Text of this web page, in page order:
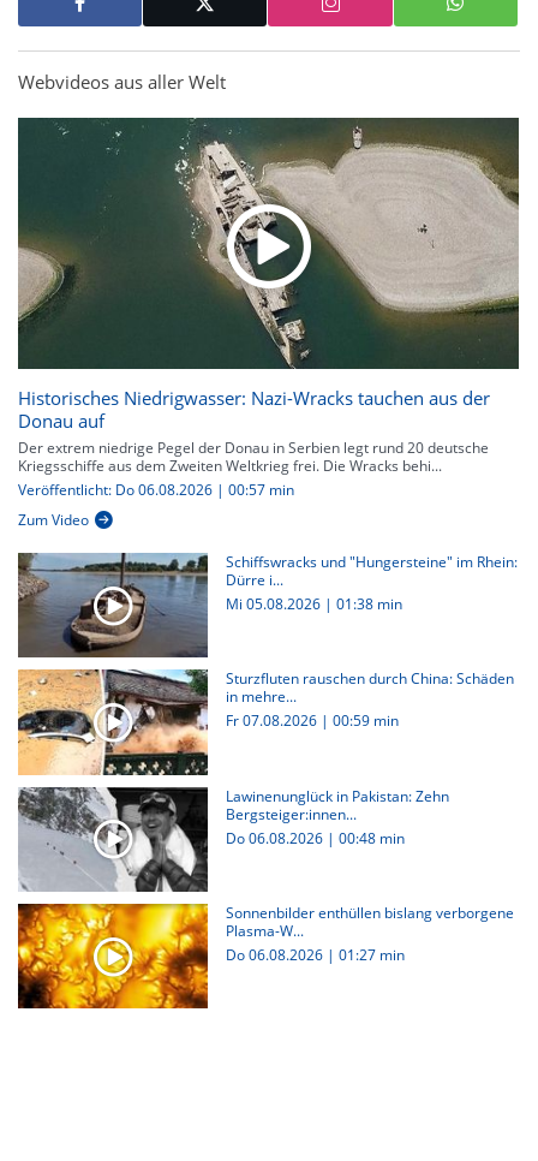
Webvideos aus aller Welt
Historisches Niedrigwasser: Nazi-Wracks tauchen aus der
Donau auf
Der extrem niedrige Pegel der Donau in Serbien legt rund 20 deutsche
Kriegsschiffe aus dem Zweiten Weltkrieg frei. Die Wracks behi...
Veröffentlicht: Do 06.08.2026 | 00:57 min
Zum Video
Schiffswracks und "Hungersteine" im Rhein:
Dürre i...
Mi 05.08.2026 | 01:38 min
Sturzfluten rauschen durch China: Schäden
in mehre...
Fr 07.08.2026 | 00:59 min
Lawinenunglück in Pakistan: Zehn
Bergsteiger:innen...
Do 06.08.2026 | 00:48 min
Sonnenbilder enthüllen bislang verborgene
Plasma-W...
Do 06.08.2026 | 01:27 min